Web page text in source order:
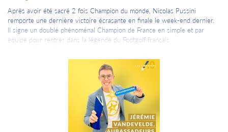
Après avoir été sacré 2 fois Champion du monde, Nicolas Pussini
remporte une dernière victoire écrasante en finale le week-end dernier.
Il signe un doublé phénoménal Champion de France en simple et par
équipe pour rentrer dans la légende du Footgolf français.
=> Nous t'informons déjà qu'à ses côtés, et avec l'aide d'autres
Aubassadeurs, nous te présenterons le 1er parcours de footgolf aubois
au cours du premier semestre 2024.
.... affûte déjà tes crampons !